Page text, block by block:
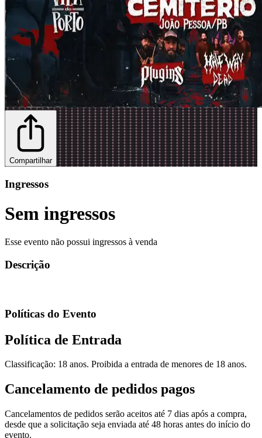
Compartilhar
Ingressos
Sem ingressos
Esse evento não possui ingressos à venda
Descrição
Políticas do Evento
Política de Entrada
Classificação: 18 anos. Proibida a entrada de menores de 18 anos.
Cancelamento de pedidos pagos
Cancelamentos de pedidos serão aceitos até 7 dias após a compra,
desde que a solicitação seja enviada até 48 horas antes do início do
evento.